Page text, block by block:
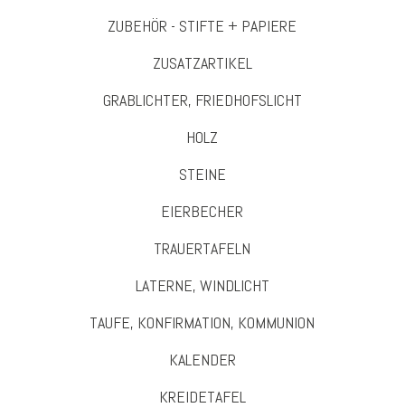
ZUBEHÖR - STIFTE + PAPIERE
ZUSATZARTIKEL
GRABLICHTER, FRIEDHOFSLICHT
HOLZ
STEINE
EIERBECHER
TRAUERTAFELN
LATERNE, WINDLICHT
TAUFE, KONFIRMATION, KOMMUNION
KALENDER
KREIDETAFEL